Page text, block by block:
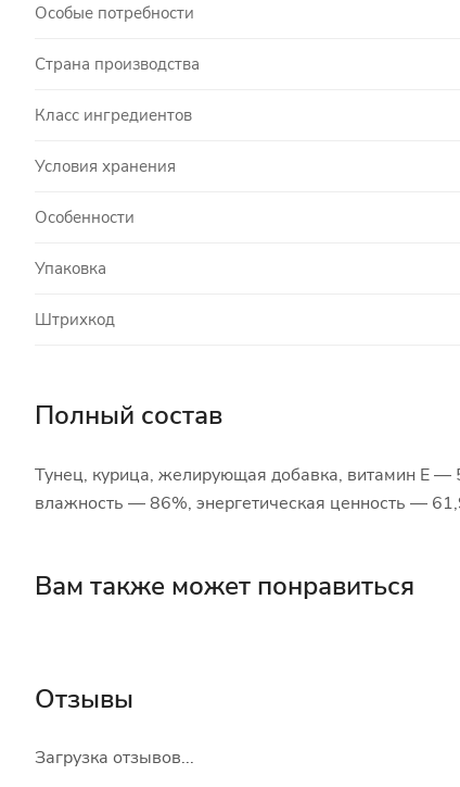
Особые потребности
Страна производства
Класс ингредиентов
Условия хранения
Особенности
Упаковка
Штрихкод
Полный состав
Тунец, курица, желирующая добавка, витамин E
влажность — 86%, энергетическая ценность —
Вам также может понравиться
Отзывы
Загрузка отзывов...